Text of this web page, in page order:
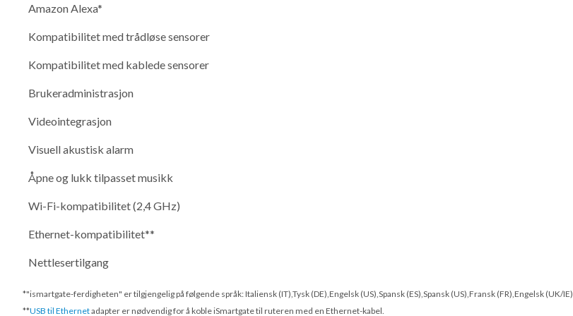
Amazon Alexa*
Kompatibilitet med trådløse sensorer
Kompatibilitet med kablede sensorer
Brukeradministrasjon
Videointegrasjon
Visuell akustisk alarm
Åpne og lukk tilpasset musikk
Wi-Fi-kompatibilitet (2,4 GHz)
Ethernet-kompatibilitet**
Nettlesertilgang
*"ismartgate-ferdigheten" er tilgjengelig på følgende språk: Italiensk (IT),Tysk (DE),Engelsk (US),Spansk (ES),Spansk (US),Fransk (FR),Engelsk (UK/IE)
**USB til Ethernetadapter er nødvendig for å koble iSmartgate til ruteren med en Ethernet-kabel.